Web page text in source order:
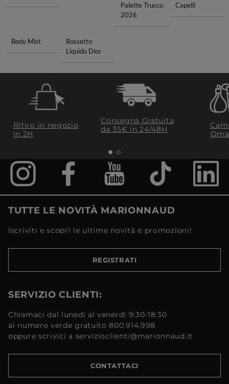
Palette Trucco
2026
Capelli
Body Mist
Rossetto
Liquido Dior
Ritiro in negozio
in 2H
Consegna Gratuita
da 35€​ in 24/48H
TUTTE LE NOVITÀ MARIONNAUD
Iscriviti e scopri le ultime novità e promozioni!
REGISTRATI
SERVIZIO CLIENTI:
Chiamaci dal lunedì al venerdì 9:30-18:30
al numero verde gratuito 800.914.998
oppure scrivici a servizioclienti@marionnaud.it
CONTATTACI